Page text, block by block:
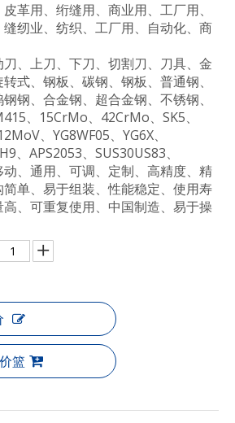
革用、绗缝用、商业用、工厂用、
纫业、纺织、工厂用、自动化、商
、上刀、下刀、切割刀、刀具、金
式、钢板、碳钢、钢板、普通钢、
钢、合金钢、超合金钢、不锈钢、
、15CrMo、42CrMo、SK5、
、YG8WF05、YG6X、
、APS2053、SUS30US83、
、通用、可调、定制、高精度、精
单、易于组装、性能稳定、使用寿
、可重复使用、中国制造、易于操
篮